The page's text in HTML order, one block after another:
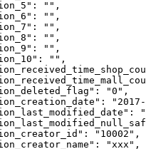
: "" ,
: "" ,
: "" ,
: "" ,
: "" ,
: "" ,
: "0 " ,
: "
:
"
: " 10002 " ,
: "xxx " ,